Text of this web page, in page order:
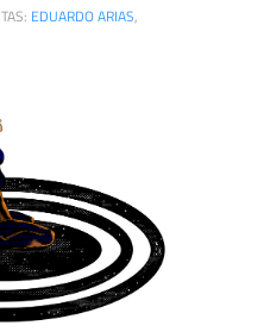
EDUARDO ARIAS,